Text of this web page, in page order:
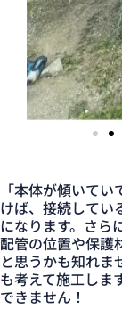
「本体が傾いて
けば、接続してい
になります。さら
配管の位置や保護
と思うかも知れま
も考えて施工しま
できません！